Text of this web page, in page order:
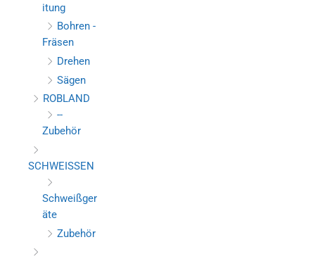
itung
Bohren -
Fräsen
Drehen
Sägen
ROBLAND
--
Zubehör
SCHWEISSEN
Schweißger
äte
Zubehör